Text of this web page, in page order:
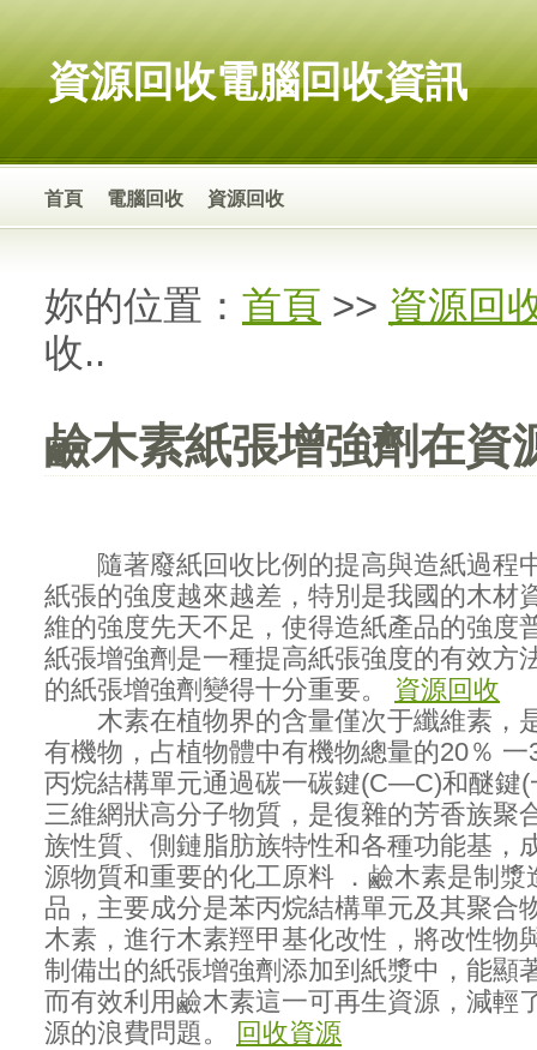
資源回收電腦回收資訊
首頁 電腦回收 資源回收
妳的位置： 首頁 >> 資源回
收..
鹼木素紙張增強劑在資
隨著廢紙回收比例的提高與造紙過程
紙張的強度越來越差，特別是我國的木材
維的強度先天不足，使得造紙產品的強度
紙張增強劑是一種提高紙張強度的有效方
的紙張增強劑變得十分重要。 資源回收
木素在植物界的含量僅次于纖維素，
有機物，占植物體中有機物總量的20％
丙烷結構單元通過碳一碳鍵(C—C)和醚鍵(
三維網狀高分子物質，是復雜的芳香族聚
族性質、側鏈脂肪族特性和各種功能基，
源物質和重要的化工原料 ．鹼木素是制漿
品，主要成分是苯丙烷結構單元及其聚合
木素，進行木素羥甲基化改性，將改性物
制備出的紙張增強劑添加到紙漿中，能顯
而有效利用鹼木素這一可再生資源，減輕
源的浪費問題。
回收資源